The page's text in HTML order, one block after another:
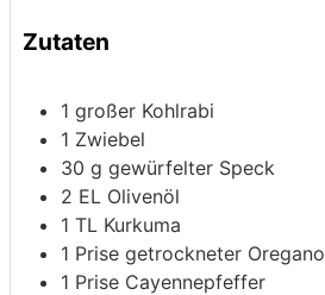
Zutaten
1 großer Kohlrabi
1 Zwiebel
30 g gewürfelter Speck
2 EL Olivenöl
1 TL Kurkuma
1 Prise getrockneter Oregano
1 Prise Cayennepfeffer